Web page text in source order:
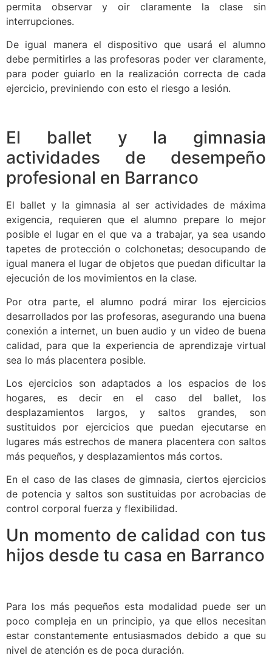
permita observar y oir claramente la clase sin
interrupciones.
De igual manera el dispositivo que usará el alumno
debe permitirles a las profesoras poder ver claramente,
para poder guiarlo en la realización correcta de cada
ejercicio, previniendo con esto el riesgo a lesión.
El ballet y la gimnasia
actividades de desempeño
profesional en Barranco
El ballet y la gimnasia al ser actividades de máxima
exigencia, requieren que el alumno prepare lo mejor
posible el lugar en el que va a trabajar, ya sea usando
tapetes de protección o colchonetas; desocupando de
igual manera el lugar de objetos que puedan dificultar la
ejecución de los movimientos en la clase.
Por otra parte, el alumno podrá mirar los ejercicios
desarrollados por las profesoras, asegurando una buena
conexión a internet, un buen audio y un video de buena
calidad, para que la experiencia de aprendizaje virtual
sea lo más placentera posible.
Los ejercicios son adaptados a los espacios de los
hogares, es decir en el caso del ballet, los
desplazamientos largos, y saltos grandes, son
sustituidos por ejercicios que puedan ejecutarse en
lugares más estrechos de manera placentera con saltos
más pequeños, y desplazamientos más cortos.
En el caso de las clases de gimnasia, ciertos ejercicios
de potencia y saltos son sustituidas por acrobacias de
control corporal fuerza y flexibilidad.
Un momento de calidad con tus
hijos desde tu casa en Barranco
Para los más pequeños esta modalidad puede ser un
poco compleja en un principio, ya que ellos necesitan
estar constantemente entusiasmados debido a que su
nivel de atención es de poca duración.